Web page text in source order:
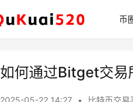
币
如何通过Bitget交易
2025-05-22 14:27 • 比特币交易